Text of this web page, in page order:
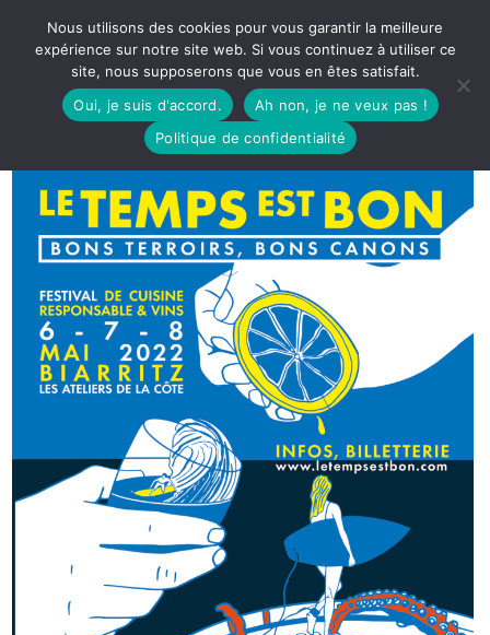
Nous utilisons des cookies pour vous garantir la meilleure
expérience sur notre site web. Si vous continuez à utiliser ce
site, nous supposerons que vous en êtes satisfait.
Oui, je suis d'accord.
Ah non, je ne veux pas !
Politique de confidentialité